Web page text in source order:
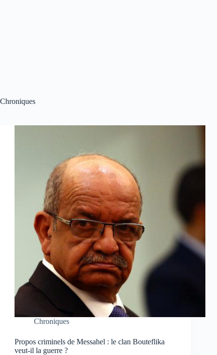
Chroniques
Chroniques
Propos criminels de Messahel : le clan Bouteflika
veut-il la guerre ?